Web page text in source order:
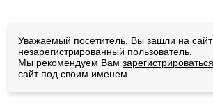
Уважаемый посетитель, Вы зашли на сайт
незарегистрированный пользователь.
Мы рекомендуем Вам зарегистрироваться
сайт под своим именем.